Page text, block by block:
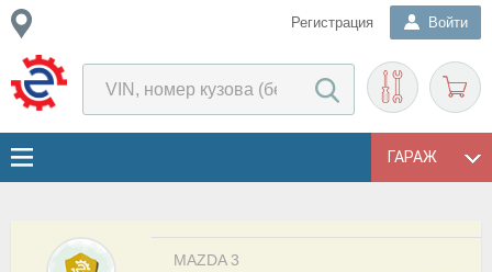
Регистрация Войти
ГАРАЖ
MAZDA 3